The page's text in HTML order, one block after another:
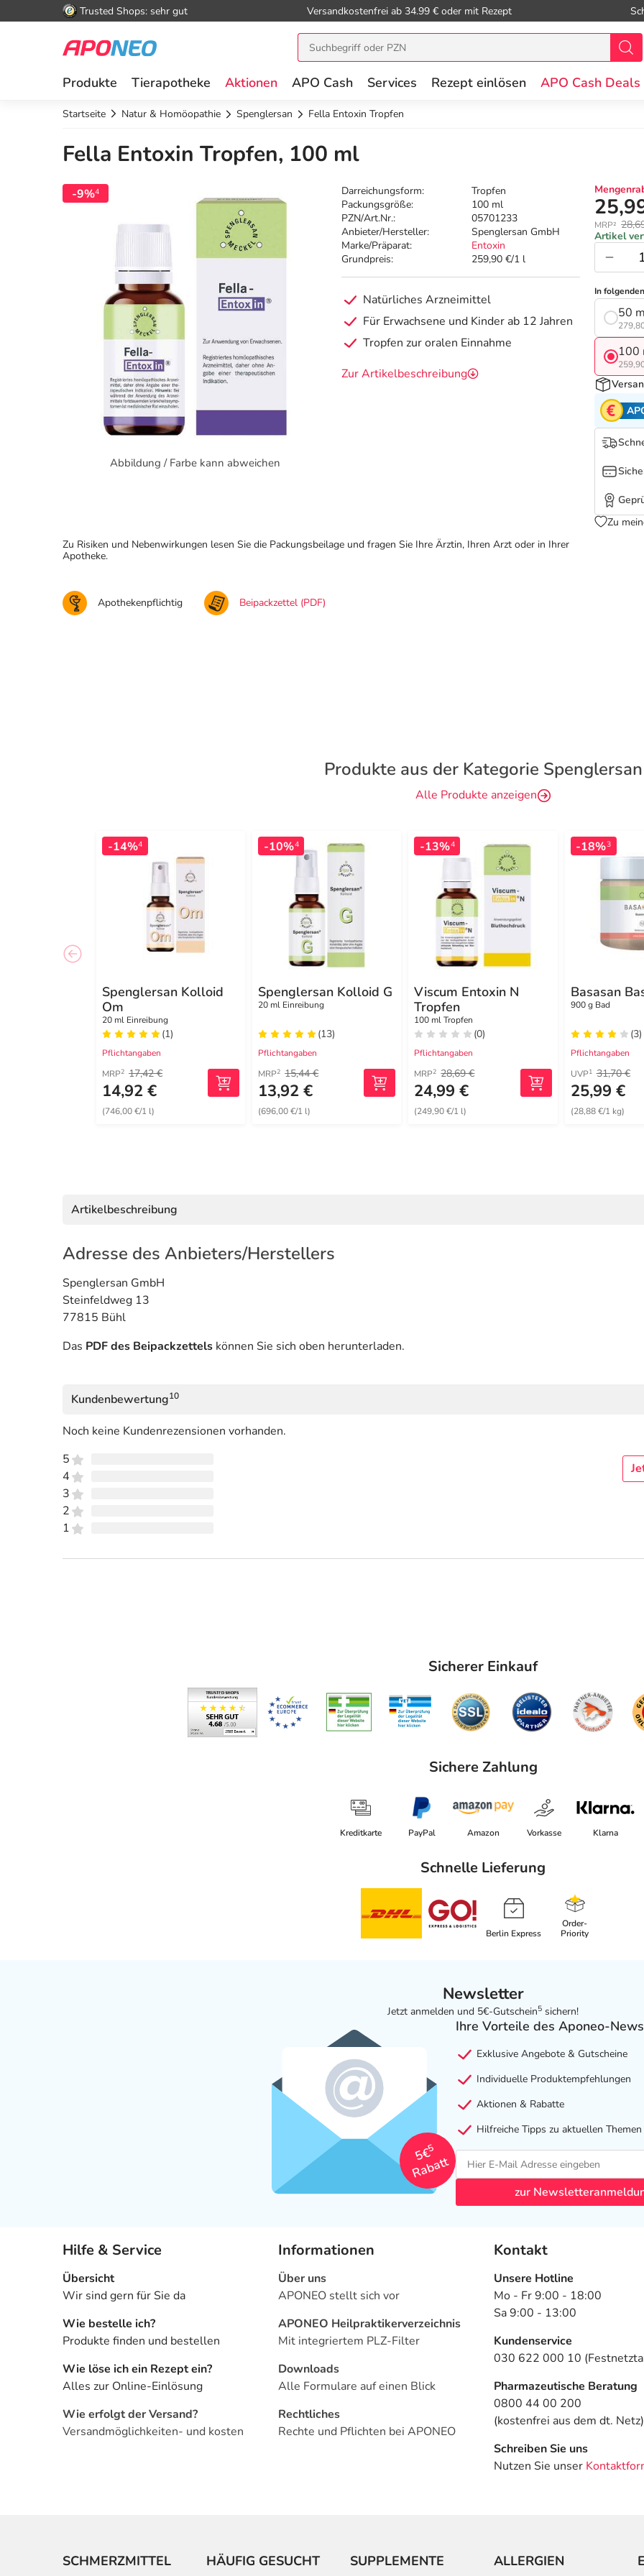
Trusted Shops: sehr gut Versandkostenfrei ab 34.99 € oder mit Rezept
Produkte Tierapotheke Aktionen APO Cash Services Rezept einlösen APO Cash Deals
Startseite Natur & Homöopathie Spenglersan Fella Entoxin Tropfen
Fella Entoxin Tropfen, 100 ml
-9%4
Abbildung / Farbe kann abweichen
Darreichungsform:
Tropfen
Packungsgröße:
100 ml
PZN/Art.Nr.:
05701233
Anbieter/Hersteller:
Spenglersan GmbH
Marke/Präparat:
Entoxin
Grundpreis:
259,90 €/1 l
Natürliches Arzneimittel
Für Erwachsene und Kinder ab 12 Jahren
Tropfen zur oralen Einnahme
Zur Artikelbeschreibung
MRP²
Artikel
In
50
100
Zu
Zu Risiken und Nebenwirkungen lesen Sie die Packungsbeilage und fragen Sie Ihre Ärztin, Ihren Arzt oder in Ihrer
Apotheke.
Apothekenpflichtig Beipackzettel (PDF)
Produkte aus der Kategorie Spenglersan
Alle Produkte anzeigen
-14%4
Spenglersan Kolloid
Om
20 ml Einreibung
(1)
Pflichtangaben
MRP2 17,42 €
14,92 €
(746,00 €/1 l)
-10%4
Spenglersan Kolloid G
20 ml Einreibung
(13)
Pflichtangaben
MRP2 15,44 €
13,92 €
(696,00 €/1 l)
-13%4
Viscum Entoxin N
Tropfen
100 ml Tropfen
(0)
Pflichtangaben
MRP2 28,69 €
24,99 €
(249,90 €/1 l)
-18%3
Basasan
900 g Bad
(3)
Pflichtangaben
UVP1 31,70 €
25,99 €
(28,88 €/1 kg)
Artikelbeschreibung
Adresse des Anbieters/Herstellers
Spenglersan GmbH
Steinfeldweg 13
77815 Bühl
Das PDF des Beipackzettels können Sie sich oben herunterladen.
Kundenbewertung10
Noch keine Kundenrezensionen vorhanden.
5
4
3
2
1
Sicherer Einkauf
Sichere Zahlung
Kreditkarte PayPal Amazon Vorkasse Klarna
Schnelle Lieferung
Berlin Express
Order-
Priority
Newsletter
Jetzt anmelden und 5€-Gutschein5 sichern!
5€
5
Rabatt
Ihre Vorteile des Aponeo-
Exklusive Angebote & Gutscheine
Individuelle Produktempfehlungen
Aktionen & Rabatte
Hilfreiche Tipps zu aktuellen Themen
zur
Hilfe & Service
Übersicht
Wir sind gern für Sie da
Wie bestelle ich?
Produkte finden und bestellen
Wie löse ich ein Rezept ein?
Alles zur Online-Einlösung
Wie erfolgt der Versand?
Versandmöglichkeiten- und kosten
Informationen
Über uns
APONEO stellt sich vor
APONEO Heilpraktikerverzeichnis
Mit integriertem PLZ-Filter
Downloads
Alle Formulare auf einen Blick
Rechtliches
Rechte und Pflichten bei APONEO
Kontakt
Unsere Hotline
Mo - Fr 9:00 - 18:00
Sa 9:00 - 13:00
Kundenservice
030 622 000 10
Pharmazeutische Beratung
0800 44 00 200
(kostenfrei aus dem dt. Netz)
Schreiben Sie uns
Nutzen Sie unser
SCHMERZMITTEL HÄUFIG GESUCHT SUPPLEMENTE ALLERGIEN